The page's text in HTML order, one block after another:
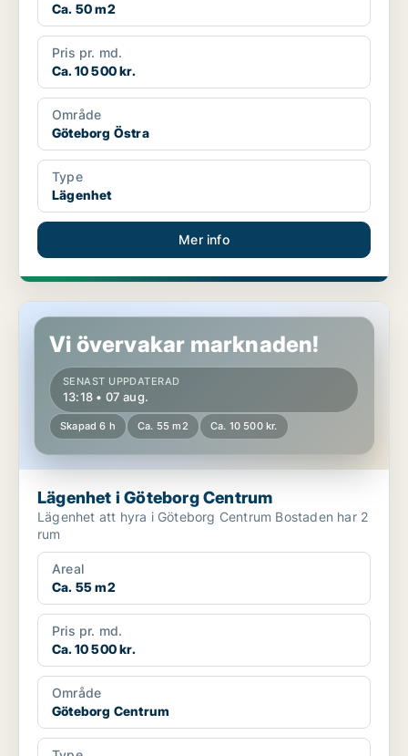
Ca. 50 m2
Pris pr. md.
Ca. 10 500 kr.
Område
Göteborg Östra
Type
Lägenhet
Mer info
Lägenhet i Göteborg Centrum
Vi övervakar marknaden!
SENAST UPPDATERAD
13:18 • 07 aug.
Skapad 6 h Ca. 55 m2 Ca. 10 500 kr.
Lägenhet i Göteborg Centrum
Lägenhet att hyra i Göteborg Centrum Bostaden har 2
rum
Areal
Ca. 55 m2
Pris pr. md.
Ca. 10 500 kr.
Område
Göteborg Centrum